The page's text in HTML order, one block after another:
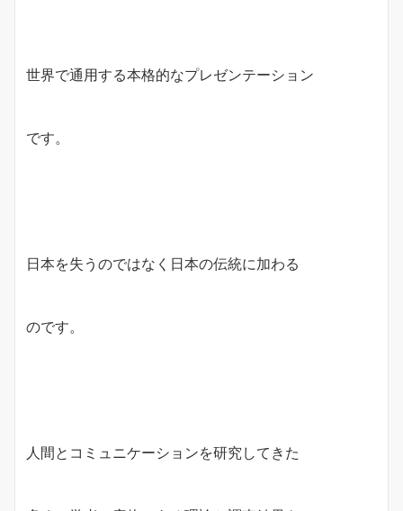
世界で通用する本格的なプレゼンテーション
です。
日本を失うのではなく日本の伝統に加わる
のです。
人間とコミュニケーションを研究してきた